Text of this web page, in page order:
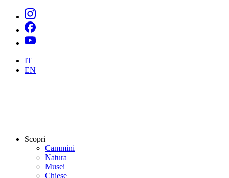
IT
EN
Scopri
Cammini
Natura
Musei
Chiese